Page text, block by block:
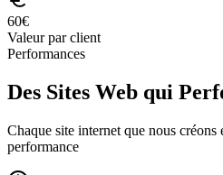
60€
Valeur par client
Performances
Des Sites Web qui
Chaque site internet que nous créons
performance